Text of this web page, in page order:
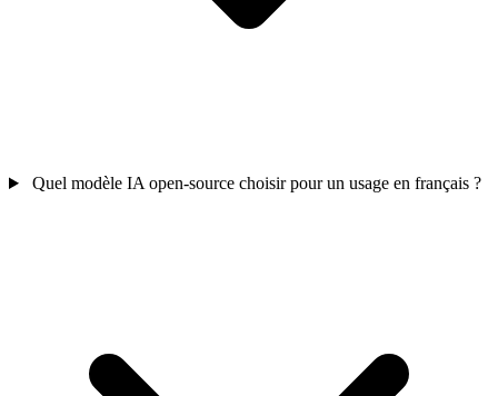
Quel modèle IA open-source choisir pour un usage en français ?